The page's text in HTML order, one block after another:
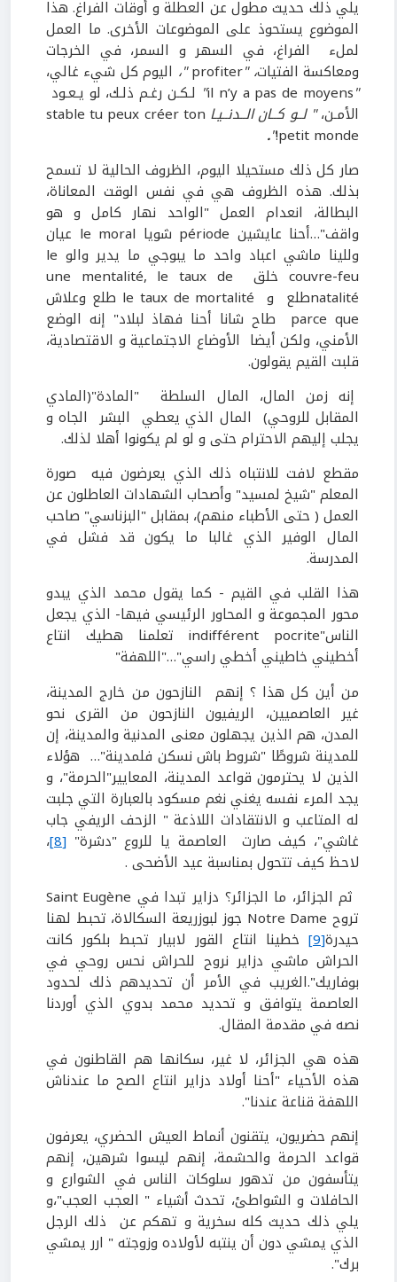
يلي ذلك حديث مطول عن العطلة و أوقات الفراغ. هذا
الموضوع يستحوذ على الموضوعات الأخرى. ما العمل
لملء الفراغ، في السهر و السمر، في الخرجات
ومعاكسة الفتيات، "profiter"، اليوم كل شيء غالي،
"
il n’y a pas de moyens
" لـكـن رغـم ذلـك، لو يـعـود
الأمـن،" لــو كــان الــدنــيـا stable tu peux créer ton
petit monde!
"
.
صار كل ذلك مستحيلا اليوم، الظروف الحالية لا تسمح
بذلك. هذه الظروف هي في نفس الوقت المعاناة،
البطالة، انعدام العمل "الواحد نهار كامل و هو
واقف"…أحنا عايشين période شويا le moral عيان
وللينا ماشي اعباد واحد ما يبوجي ما يدير والو le
couvre-feu خلق une mentalité, le taux de
natalitéطلع و le taux de mortalité طلع وعلاش
parce que طاح شانا أحنا فهاذ لبلاد" إنه الوضع
الأمني، ولكن أيضا الأوضاع الاجتماعية و الاقتصادية،
قلبت القيم يقولون.
إنه زمن المال، المال السلطة "المادة"(المادي
المقابل للروحي) المال الذي يعطي البشر الجاه و
يجلب إليهم الاحترام حتى و لو لم يكونوا أهلا لذلك.
مقطع لافت للانتباه ذلك الذي يعرضون فيه صورة
المعلم "شيخ لمسيد" وأصحاب الشهادات العاطلون عن
العمل ( حتى الأطباء منهم)، بمقابل "البزناسي" صاحب
المال الوفير الذي غالبا ما يكون قد فشل في
المدرسة.
هذا القلب في القيم - كما يقول محمد الذي يبدو
محور المجموعة و المحاور الرئيسي فيها- الذي يجعل
الناس"indifférent pocrite تعلمنا هطيك انتاع
أخطيني خاطيني أخطي راسي"…"اللهفة"
من أين كل هذا ؟ إنهم النازحون من خارج المدينة،
غير العاصميين، الريفيون النازحون من القرى نحو
المدن، هم الذين يجهلون معنى المدنية والمدينة، إن
للمدينة شروطًا "شروط باش نسكن فلمدينة"… هؤلاء
الذين لا يحترمون قواعد المدينة، المعايير"الحرمة"، و
يجد المرء نفسه يغني نغم مسكود بالعبارة التي جلبت
له المتاعب و الانتقادات اللاذعة " الزحف الريفي جاب
غاشي"، كيف صارت العاصمة يا للروع "دشرة" [8] ،
لاحظ كيف تتحول بمناسبة عيد الأضحى .
ثم الجزائر، ما الجزائر؟ دزاير تبدا في Saint Eugène
تروح Notre Dame جوز لبوزريعة السكالاة، تحبط لهنا
حيدرة[9]
خطينا انتاع القور لابيار تحبط بلكور كانت
الحراش ماشي دزاير نروح للحراش نحس روحي في
بوفاريك".الغريب في الأمر أن تحديدهم ذلك لحدود
العاصمة يتوافق و تحديد محمد بدوي الذي أوردنا
نصه في مقدمة المقال.
هذه هي الجزائر، لا غير، سكانها هم القاطنون في
هذه الأحياء "أحنا أولاد دزاير انتاع الصح ما عندناش
اللهفة قناعة عندنا".
إنهم حضريون، يتقنون أنماط العيش الحضري، يعرفون
قواعد الحرمة والحشمة، إنهم ليسوا شرهين، إنهم
يتأسفون من تدهور سلوكات الناس في الشوارع و
الحافلات و الشواطئ، تحدث أشياء " العجب العجب"،و
يلي ذلك حديث كله سخرية و تهكم عن ذلك الرجل
الذي يمشي دون أن ينتبه لأولاده وزوجته " ارر يمشي
برك".